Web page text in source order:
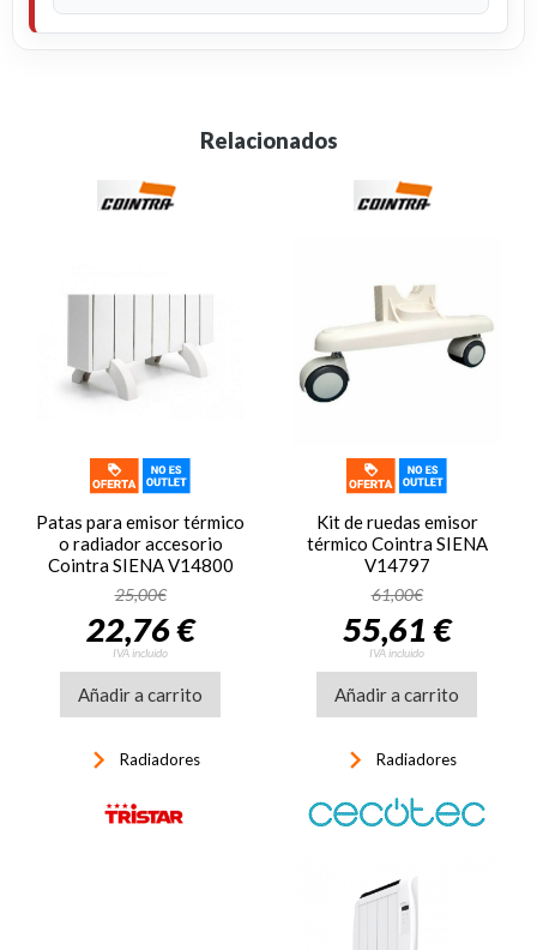
Relacionados
Patas para emisor térmico
o radiador accesorio
Cointra SIENA V14800
25,00€
22,76 €
IVA incluido
Añadir a carrito
keyboard_arrow_right Radiadores
Kit de ruedas emisor
térmico Cointra SIENA
V14797
61,00€
55,61 €
IVA incluido
Añadir a carrito
keyboard_arrow_right Radiadores